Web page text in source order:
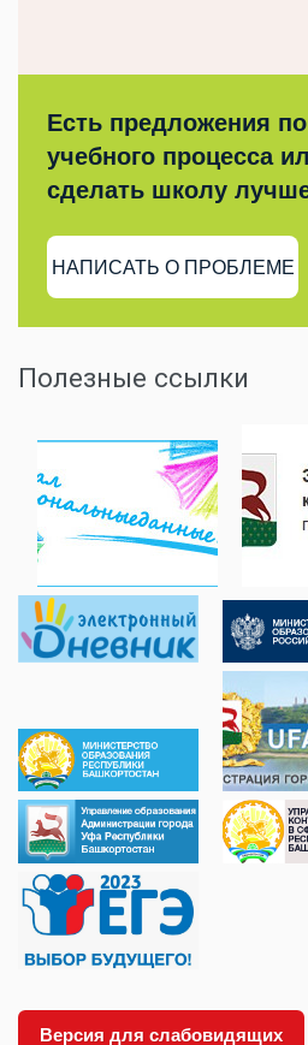
Есть предложения
учебного процесса
сделать школу
НАПИСАТЬ О ПРОБЛЕМЕ
Полезные ссылки
Версия для слабовидящих